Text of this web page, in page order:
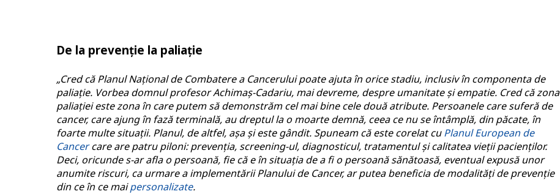
De la prevenție la paliație
„Cred că Planul Național de Combatere a Cancerului poate ajuta în orice stadiu, inclusiv în componenta de
paliație. Vorbea domnul profesor Achimaș-Cadariu, mai devreme, despre umanitate și empatie. Cred că zona
paliației este zona în care putem să demonstrăm cel mai bine cele două atribute. Persoanele care suferă de
cancer, care ajung în fază terminală, au dreptul la o moarte demnă, ceea ce nu se întâmplă, din păcate, în
foarte multe situații. Planul, de altfel, așa și este gândit. Spuneam că este corelat cuPlanul European de
Cancercare are patru piloni: prevenția, screening-ul, diagnosticul, tratamentul și calitatea vieții pacienților.
Deci, oricunde s-ar afla o persoană, fie că e în situația de a fi o persoană sănătoasă, eventual expusă unor
anumite riscuri, ca urmare a implementării Planului de Cancer, ar putea beneficia de modalități de prevenție
din ce în ce maipersonalizate.